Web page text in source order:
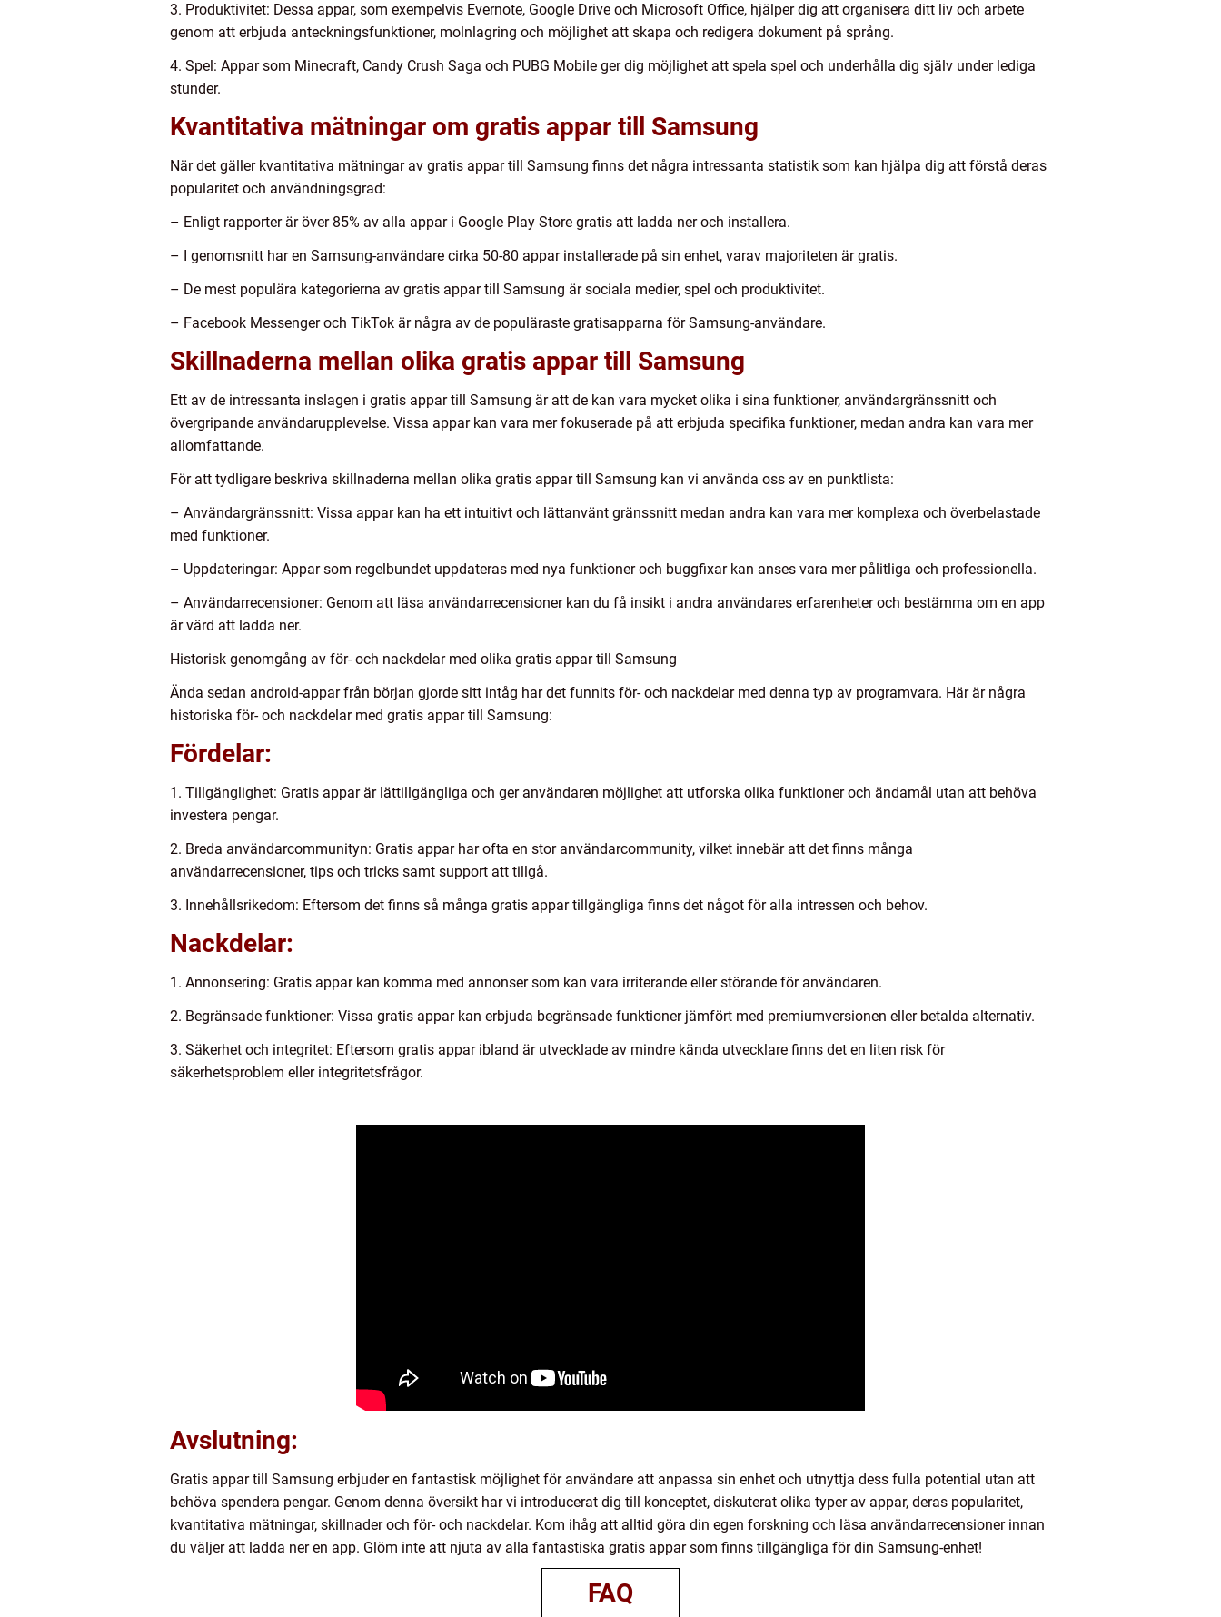
3. Produktivitet: Dessa appar, som exempelvis Evernote, Google Drive och Microsoft Office, hjälper dig att organisera ditt liv och arbete
genom att erbjuda anteckningsfunktioner, molnlagring och möjlighet att skapa och redigera dokument på språng.
4. Spel: Appar som Minecraft, Candy Crush Saga och PUBG Mobile ger dig möjlighet att spela spel och underhålla dig själv under lediga
stunder.
Kvantitativa mätningar om gratis appar till Samsung
När det gäller kvantitativa mätningar av gratis appar till Samsung finns det några intressanta statistik som kan hjälpa dig att förstå deras
popularitet och användningsgrad:
– Enligt rapporter är över 85% av alla appar i Google Play Store gratis att ladda ner och installera.
– I genomsnitt har en Samsung-användare cirka 50-80 appar installerade på sin enhet, varav majoriteten är gratis.
– De mest populära kategorierna av gratis appar till Samsung är sociala medier, spel och produktivitet.
– Facebook Messenger och TikTok är några av de populäraste gratisapparna för Samsung-användare.
Skillnaderna mellan olika gratis appar till Samsung
Ett av de intressanta inslagen i gratis appar till Samsung är att de kan vara mycket olika i sina funktioner, användargränssnitt och
övergripande användarupplevelse. Vissa appar kan vara mer fokuserade på att erbjuda specifika funktioner, medan andra kan vara mer
allomfattande.
För att tydligare beskriva skillnaderna mellan olika gratis appar till Samsung kan vi använda oss av en punktlista:
– Användargränssnitt: Vissa appar kan ha ett intuitivt och lättanvänt gränssnitt medan andra kan vara mer komplexa och överbelastade
med funktioner.
– Uppdateringar: Appar som regelbundet uppdateras med nya funktioner och buggfixar kan anses vara mer pålitliga och professionella.
– Användarrecensioner: Genom att läsa användarrecensioner kan du få insikt i andra användares erfarenheter och bestämma om en app
är värd att ladda ner.
Historisk genomgång av för- och nackdelar med olika gratis appar till Samsung
Ända sedan android-appar från början gjorde sitt intåg har det funnits för- och nackdelar med denna typ av programvara. Här är några
historiska för- och nackdelar med gratis appar till Samsung:
Fördelar:
1. Tillgänglighet: Gratis appar är lättillgängliga och ger användaren möjlighet att utforska olika funktioner och ändamål utan att behöva
investera pengar.
2. Breda användarcommunityn: Gratis appar har ofta en stor användarcommunity, vilket innebär att det finns många
användarrecensioner, tips och tricks samt support att tillgå.
3. Innehållsrikedom: Eftersom det finns så många gratis appar tillgängliga finns det något för alla intressen och behov.
Nackdelar:
1. Annonsering: Gratis appar kan komma med annonser som kan vara irriterande eller störande för användaren.
2. Begränsade funktioner: Vissa gratis appar kan erbjuda begränsade funktioner jämfört med premiumversionen eller betalda alternativ.
3. Säkerhet och integritet: Eftersom gratis appar ibland är utvecklade av mindre kända utvecklare finns det en liten risk för
säkerhetsproblem eller integritetsfrågor.
Avslutning:
Gratis appar till Samsung erbjuder en fantastisk möjlighet för användare att anpassa sin enhet och utnyttja dess fulla potential utan att
behöva spendera pengar. Genom denna översikt har vi introducerat dig till konceptet, diskuterat olika typer av appar, deras popularitet,
kvantitativa mätningar, skillnader och för- och nackdelar. Kom ihåg att alltid göra din egen forskning och läsa användarrecensioner innan
du väljer att ladda ner en app. Glöm inte att njuta av alla fantastiska gratis appar som finns tillgängliga för din Samsung-enhet!
FAQ